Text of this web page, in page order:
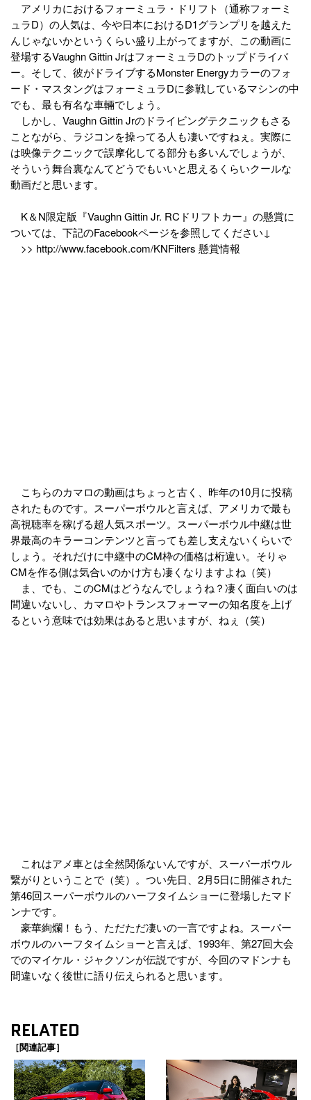
アメリカにおけるフォーミュラ・ドリフト（通称フォーミ
ュラD）の人気は、今や日本におけるD1グランプリを越えた
んじゃないかというくらい盛り上がってますが、この動画に
登場するVaughn Gittin JrはフォーミュラDのトップドライバ
ー。そして、彼がドライブするMonster Energyカラーのフォ
ード・マスタングはフォーミュラDに参戦しているマシンの中
でも、最も有名な車輛でしょう。
しかし、Vaughn Gittin Jrのドライビングテクニックもさる
ことながら、ラジコンを操ってる人も凄いですねぇ。実際に
は映像テクニックで誤摩化してる部分も多いんでしょうが、
そういう舞台裏なんてどうでもいいと思えるくらいクールな
動画だと思います。
K＆N限定版『Vaughn Gittin Jr. RCドリフトカー』の懸賞に
ついては、下記のFacebookページを参照してください↓
>> http://www.facebook.com/KNFilters 懸賞情報
こちらのカマロの動画はちょっと古く、昨年の10月に投稿
されたものです。スーパーボウルと言えば、アメリカで最も
高視聴率を稼げる超人気スポーツ。スーパーボウル中継は世
界最高のキラーコンテンツと言っても差し支えないくらいで
しょう。それだけに中継中のCM枠の価格は桁違い。そりゃ
CMを作る側は気合いのかけ方も凄くなりますよね（笑）
ま、でも、このCMはどうなんでしょうね？凄く面白いのは
間違いないし、カマロやトランスフォーマーの知名度を上げ
るという意味では効果はあると思いますが、ねぇ（笑）
これはアメ車とは全然関係ないんですが、スーパーボウル
繋がりということで（笑）。つい先日、2月5日に開催された
第46回スーパーボウルのハーフタイムショーに登場したマド
ンナです。
豪華絢爛！もう、ただただ凄いの一言ですよね。スーパー
ボウルのハーフタイムショーと言えば、1993年、第27回大会
でのマイケル・ジャクソンが伝説ですが、今回のマドンナも
間違いなく後世に語り伝えられると思います。
RELATED
［関連記事］